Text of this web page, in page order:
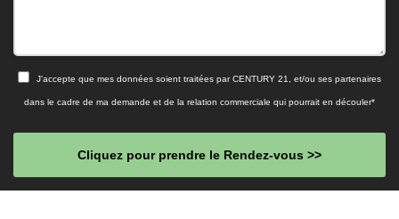
J'accepte que mes données soient traitées par CENTURY 21, et/ou ses partenaires
dans le cadre de ma demande et de la relation commerciale qui pourrait en découler*
Cliquez pour prendre le Rendez-vous >>